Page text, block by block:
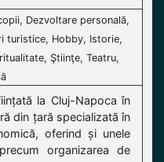
Dezvoltare personală,
turistice, Hobby, Istorie,
Ştiinţe, Teatru,
la Cluj-Napoca în
din țară specializată în
oferind și unele
organizarea de